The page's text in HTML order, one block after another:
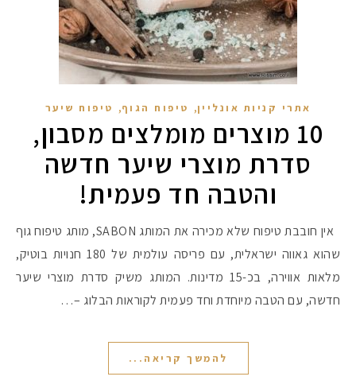
אתרי קניות אונליין, טיפוח הגוף, טיפוח שיער
10 מוצרים מומלצים מסבון,
סדרת מוצרי שיער חדשה
והטבה חד פעמית!
אין חובבת טיפוח שלא מכירה את המותג SABON, מותג טיפוח גוף
שהוא גאווה ישראלית, עם פריסה עולמית של 180 חנויות בוטיק,
מלאות אווירה, בכ-15 מדינות. המותג משיק סדרת מוצרי שיער
חדשה, עם הטבה מיוחדת וחד פעמית לקוראות הבלוג –…
להמשך קריאה...